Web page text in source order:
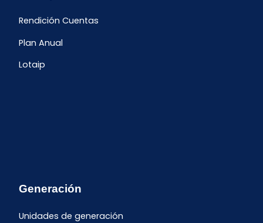
Rendición Cuentas
Plan Anual
Lotaip
Generación
Unidades de generación